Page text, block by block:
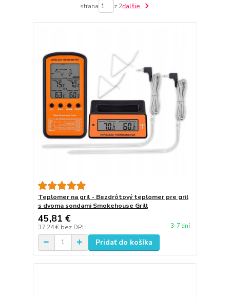
strana z 2ďalšie
Teplomer na gril - Bezdrôtový teplomer pre gril
s dvoma sondami Smokehouse Grill
45,81 €
37,24 € bez DPH 3-7 dní
Pridať do košíka